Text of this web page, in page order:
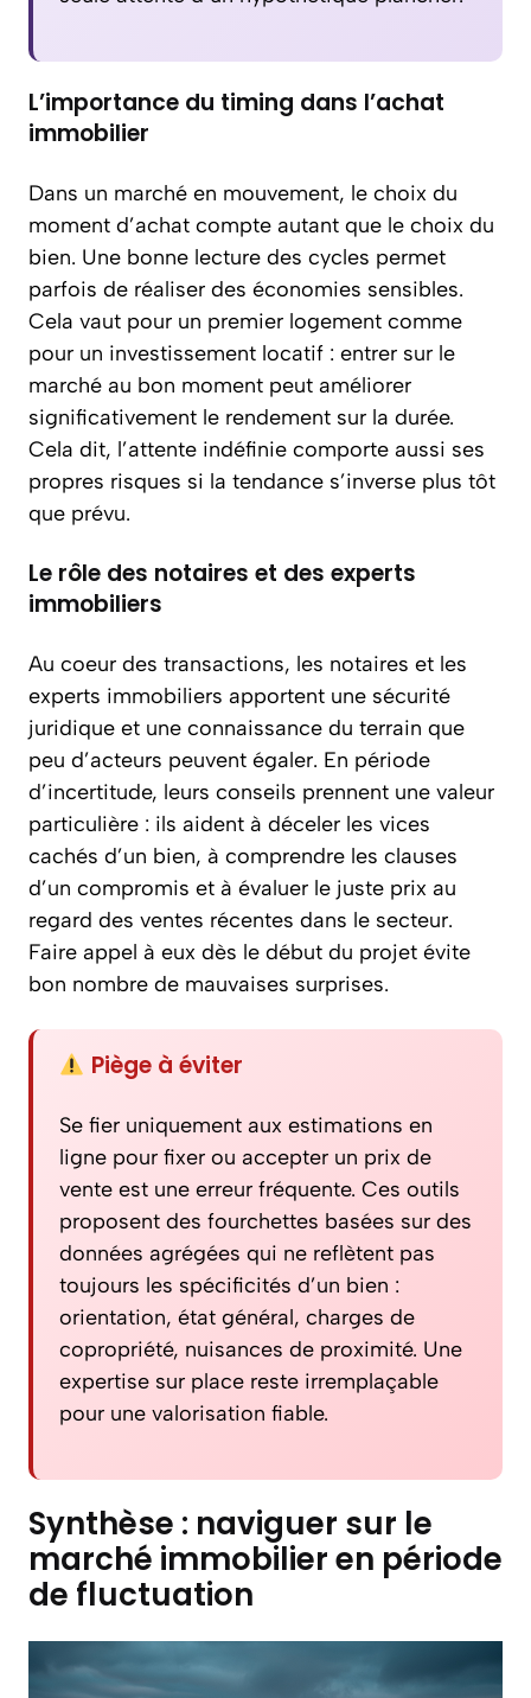
L’importance du timing dans l’achat
immobilier
Dans un marché en mouvement, le choix du
moment d’achat compte autant que le choix du
bien. Une bonne lecture des cycles permet
parfois de réaliser des économies sensibles.
Cela vaut pour un premier logement comme
pour un investissement locatif : entrer sur le
marché au bon moment peut améliorer
significativement le rendement sur la durée.
Cela dit, l’attente indéfinie comporte aussi ses
propres risques si la tendance s’inverse plus tôt
que prévu.
Le rôle des notaires et des experts
immobiliers
Au coeur des transactions, les notaires et les
experts immobiliers apportent une sécurité
juridique et une connaissance du terrain que
peu d’acteurs peuvent égaler. En période
d’incertitude, leurs conseils prennent une valeur
particulière : ils aident à déceler les vices
cachés d’un bien, à comprendre les clauses
d’un compromis et à évaluer le juste prix au
regard des ventes récentes dans le secteur.
Faire appel à eux dès le début du projet évite
bon nombre de mauvaises surprises.
Piège à éviter
Se fier uniquement aux estimations en
ligne pour fixer ou accepter un prix de
vente est une erreur fréquente. Ces outils
proposent des fourchettes basées sur des
données agrégées qui ne reflètent pas
toujours les spécificités d’un bien :
orientation, état général, charges de
copropriété, nuisances de proximité. Une
expertise sur place reste irremplaçable
pour une valorisation fiable.
Synthèse : naviguer sur le
marché immobilier en période
de fluctuation